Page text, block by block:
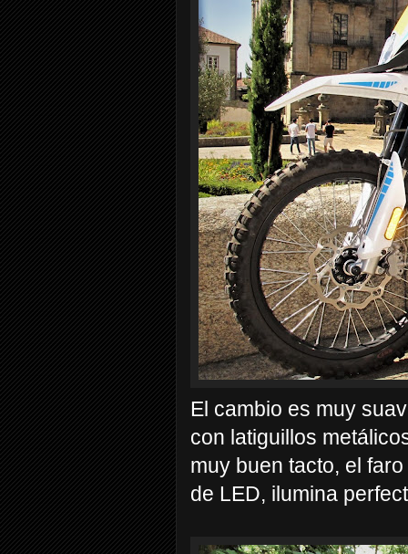
El cambio es muy
con latiguillos
muy buen tacto, el
de LED, ilumina